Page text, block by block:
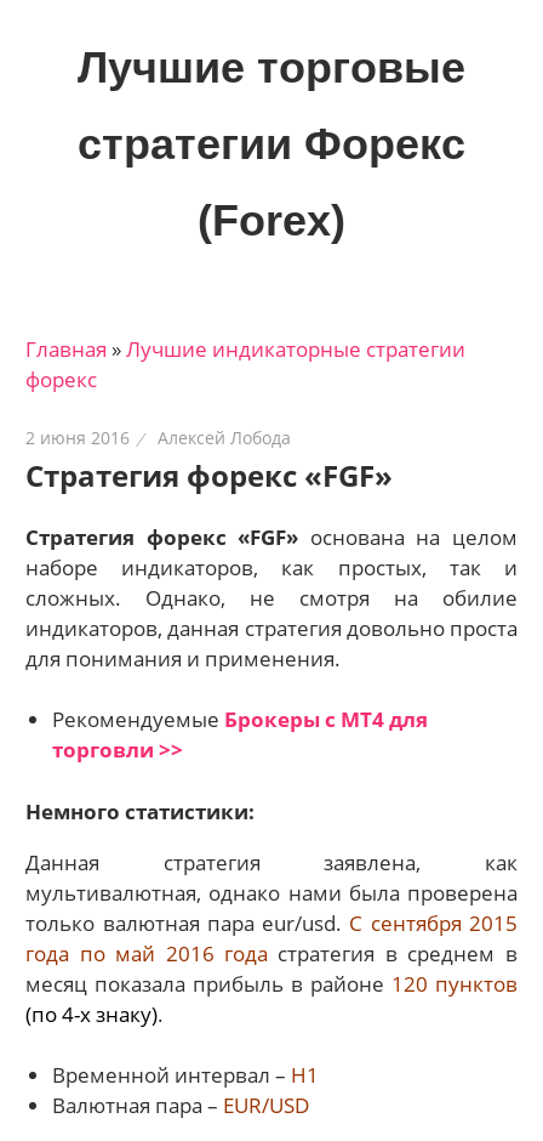
Лучшие торговые
стратегии Форекс
(Forex)
трейдеров
на
рынках:
стратегии,
новости…
Главная »Лучшие индикаторные cтратегии
форекс
2 июня 2016 Алексей Лобода
Стратегия форекс «FGF»
Стратегия форекс «FGF» основана на целом
наборе индикаторов, как простых, так и
сложных. Однако, не смотря на обилие
индикаторов, данная стратегия довольно проста
для понимания и применения.
Рекомендуемые Брокеры с МТ4 для
торговли >>
Немного статистики:
Данная стратегия заявлена, как
мультивалютная, однако нами была проверена
только валютная пара eur/usd. С сентября 2015
года по май 2016 года стратегия в среднем в
месяц показала прибыль в районе 120 пунктов
(по 4-х знаку).
Временной интервал – H1
Валютная пара – EUR/USD